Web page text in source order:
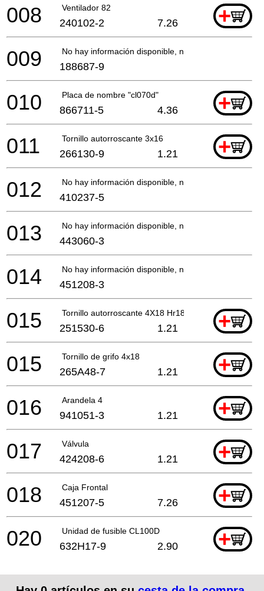
Ventilador 82 +
008 240102-2 7.26
No hay información disponible, no se puede pedir
009 188687-9
Placa de nombre "cl070d" +
010 866711-5 4.36
Tornillo autorroscante 3x16 +
011 266130-9 1.21
No hay información disponible, no se puede pedir
012 410237-5
No hay información disponible, no se puede pedir
013 443060-3
No hay información disponible, no se puede pedir
014 451208-3
Tornillo autorroscante 4X18 Hr1841F +
015 251530-6 1.21
Tornillo de grifo 4x18 +
015 265A48-7 1.21
Arandela 4 +
016 941051-3 1.21
Válvula +
017 424208-6 1.21
Caja Frontal +
018 451207-5 7.26
Unidad de fusible CL100D +
020 632H17-9 2.90